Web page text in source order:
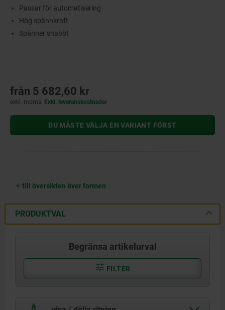
Passar för automatisering
Hög spännkraft
Spänner snabbt
från 5 682,60 kr
exkl. moms Exkl. leveranskostnader
DU MÅSTE VÄLJA EN VARIANT FÖRST
till översikten över formen
PRODUKTVAL
Begränsa artikelurval
FILTER